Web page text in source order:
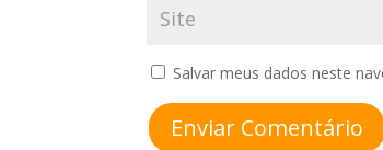
Salvar meus dados neste
Enviar Comentário